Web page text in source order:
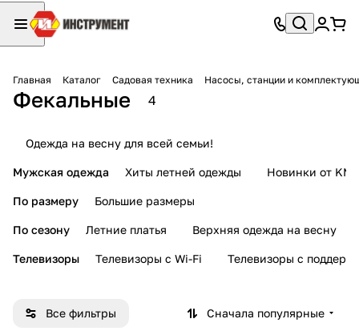
Главная Каталог Садовая техника Насосы, станции и
Фекальные 4
Одежда на весну для всей семьи!
Мужская одежда Хиты летней одежды Новинки от KMI
По размеру Большие размеры
По сезону Летние платья Верхняя одежда на весну
Телевизоры Телевизоры с Wi-Fi Телевизоры с
Все фильтры Сначала популярные